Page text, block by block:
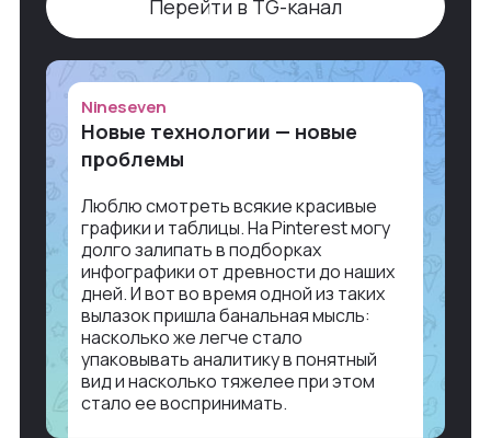
Перейти в TG-канал
Nineseven
Новые технологии — новые
проблемы
Люблю смотреть всякие красивые
графики и таблицы. На Pinterest могу
долго залипать в подборках
инфографики от древности до наших
дней. И вот во время одной из таких
вылазок пришла банальная мысль:
насколько же легче стало
упаковывать аналитику в понятный
вид и насколько тяжелее при этом
стало ее воспринимать.